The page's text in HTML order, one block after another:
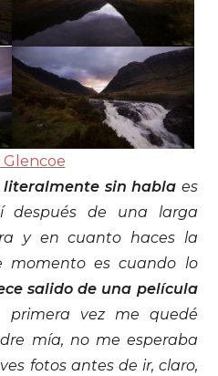
Glencoe
literalmente sin habla es
después de una larga
y en cuanto haces la
momento es cuando lo
salido de una película
primera vez me quedé
mía, no me esperaba
fotos antes de ir, claro,